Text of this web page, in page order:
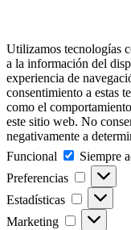
Utilizamos tecnologías
a la información del
experiencia de
consentimiento a estas
como el
este sitio web. No
negativamente a
Funcional
Funcional
Siempre
Preferencias
Estadísticas
Marketing Marketing